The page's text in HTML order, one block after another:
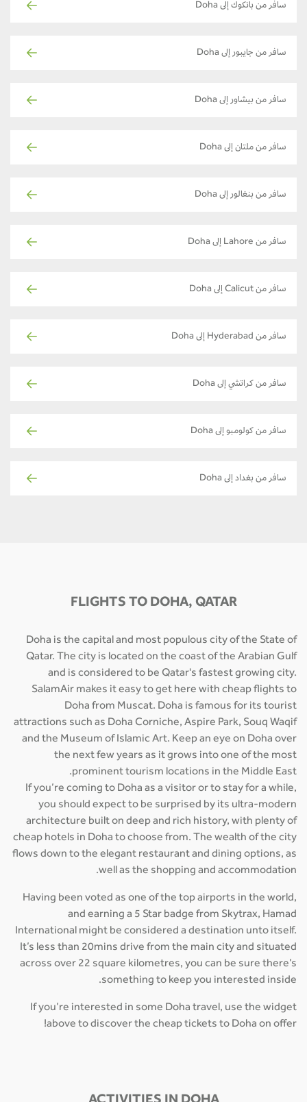
سافر من بانكوك إلى Doha
سافر من جايبور إلى Doha
سافر من بيشاور إلى Doha
سافر من ملتان إلى Doha
سافر من بنغالور إلى Doha
سافر من Lahore إلى Doha
سافر من Calicut إلى Doha
سافر من Hyderabad إلى Doha
سافر من كراتشي إلى Doha
سافر من كولومبو إلى Doha
سافر من بغداد إلى Doha
FLIGHTS TO DOHA, QATAR
Doha is the capital and most populous city of the State of
Qatar. The city is located on the coast of the Arabian Gulf
and is considered to be Qatar's fastest growing city.
SalamAir makes it easy to get here with cheap flights to
Doha from Muscat. Doha is famous for its tourist
attractions such as Doha Corniche, Aspire Park, Souq Waqif
and the Museum of Islamic Art. Keep an eye on Doha over
the next few years as it grows into one of the most
prominent tourism locations in the Middle East.
If you’re coming to Doha as a visitor or to stay for a while,
you should expect to be surprised by its ultra-modern
architecture built on deep and rich history, with plenty of
cheap hotels in Doha to choose from. The wealth of the city
flows down to the elegant restaurant and dining options, as
well as the shopping and accommodation.
Having been voted as one of the top airports in the world,
and earning a 5 Star badge from Skytrax, Hamad
International might be considered a destination unto itself.
It’s less than 20mins drive from the main city and situated
across over 22 square kilometres, you can be sure there’s
something to keep you interested inside.
If you’re interested in some Doha travel, use the widget
above to discover the cheap tickets to Doha on offer!